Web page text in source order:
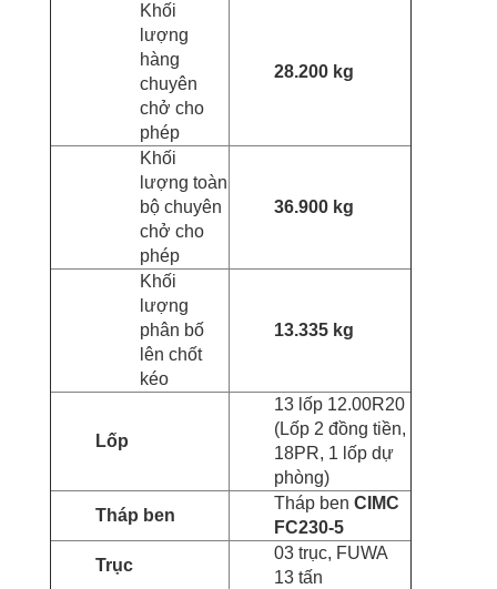
Khối
lượng
hàng
chuyên
chở cho
phép
28.200 kg
Khối
lượng toàn
bộ chuyên
chở cho
phép
36.900 kg
Khối
lượng
phân bố
lên chốt
kéo
13.335 kg
Lốp
13 lốp 12.00R20
(Lốp 2 đồng tiền,
18PR, 1 lốp dự
phòng)
Tháp ben
Tháp ben CIMC
FC230-5
Trục
03 trục, FUWA
13 tấn